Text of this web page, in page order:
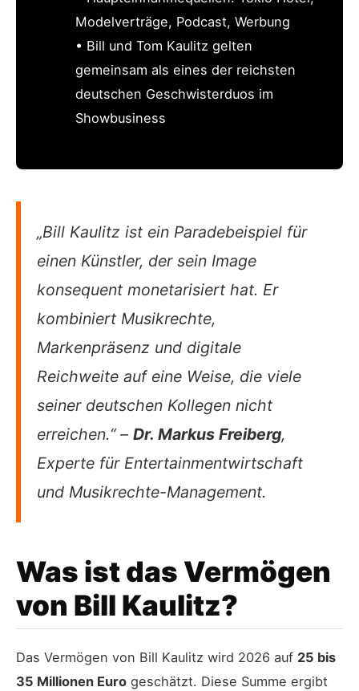
Modelverträge, Podcast, Werbung
• Bill und Tom Kaulitz gelten
gemeinsam als eines der reichsten
deutschen Geschwisterduos im
Showbusiness
„Bill Kaulitz ist ein Paradebeispiel für
einen Künstler, der sein Image
konsequent monetarisiert hat. Er
kombiniert Musikrechte,
Markenpräsenz und digitale
Reichweite auf eine Weise, die viele
seiner deutschen Kollegen nicht
erreichen.“ – Dr. Markus Freiberg,
Experte für Entertainmentwirtschaft
und Musikrechte-Management.
Was ist das Vermögen
von Bill Kaulitz?
Das Vermögen von Bill Kaulitz wird 2026 auf 25 bis
35 Millionen Euro geschätzt. Diese Summe ergibt